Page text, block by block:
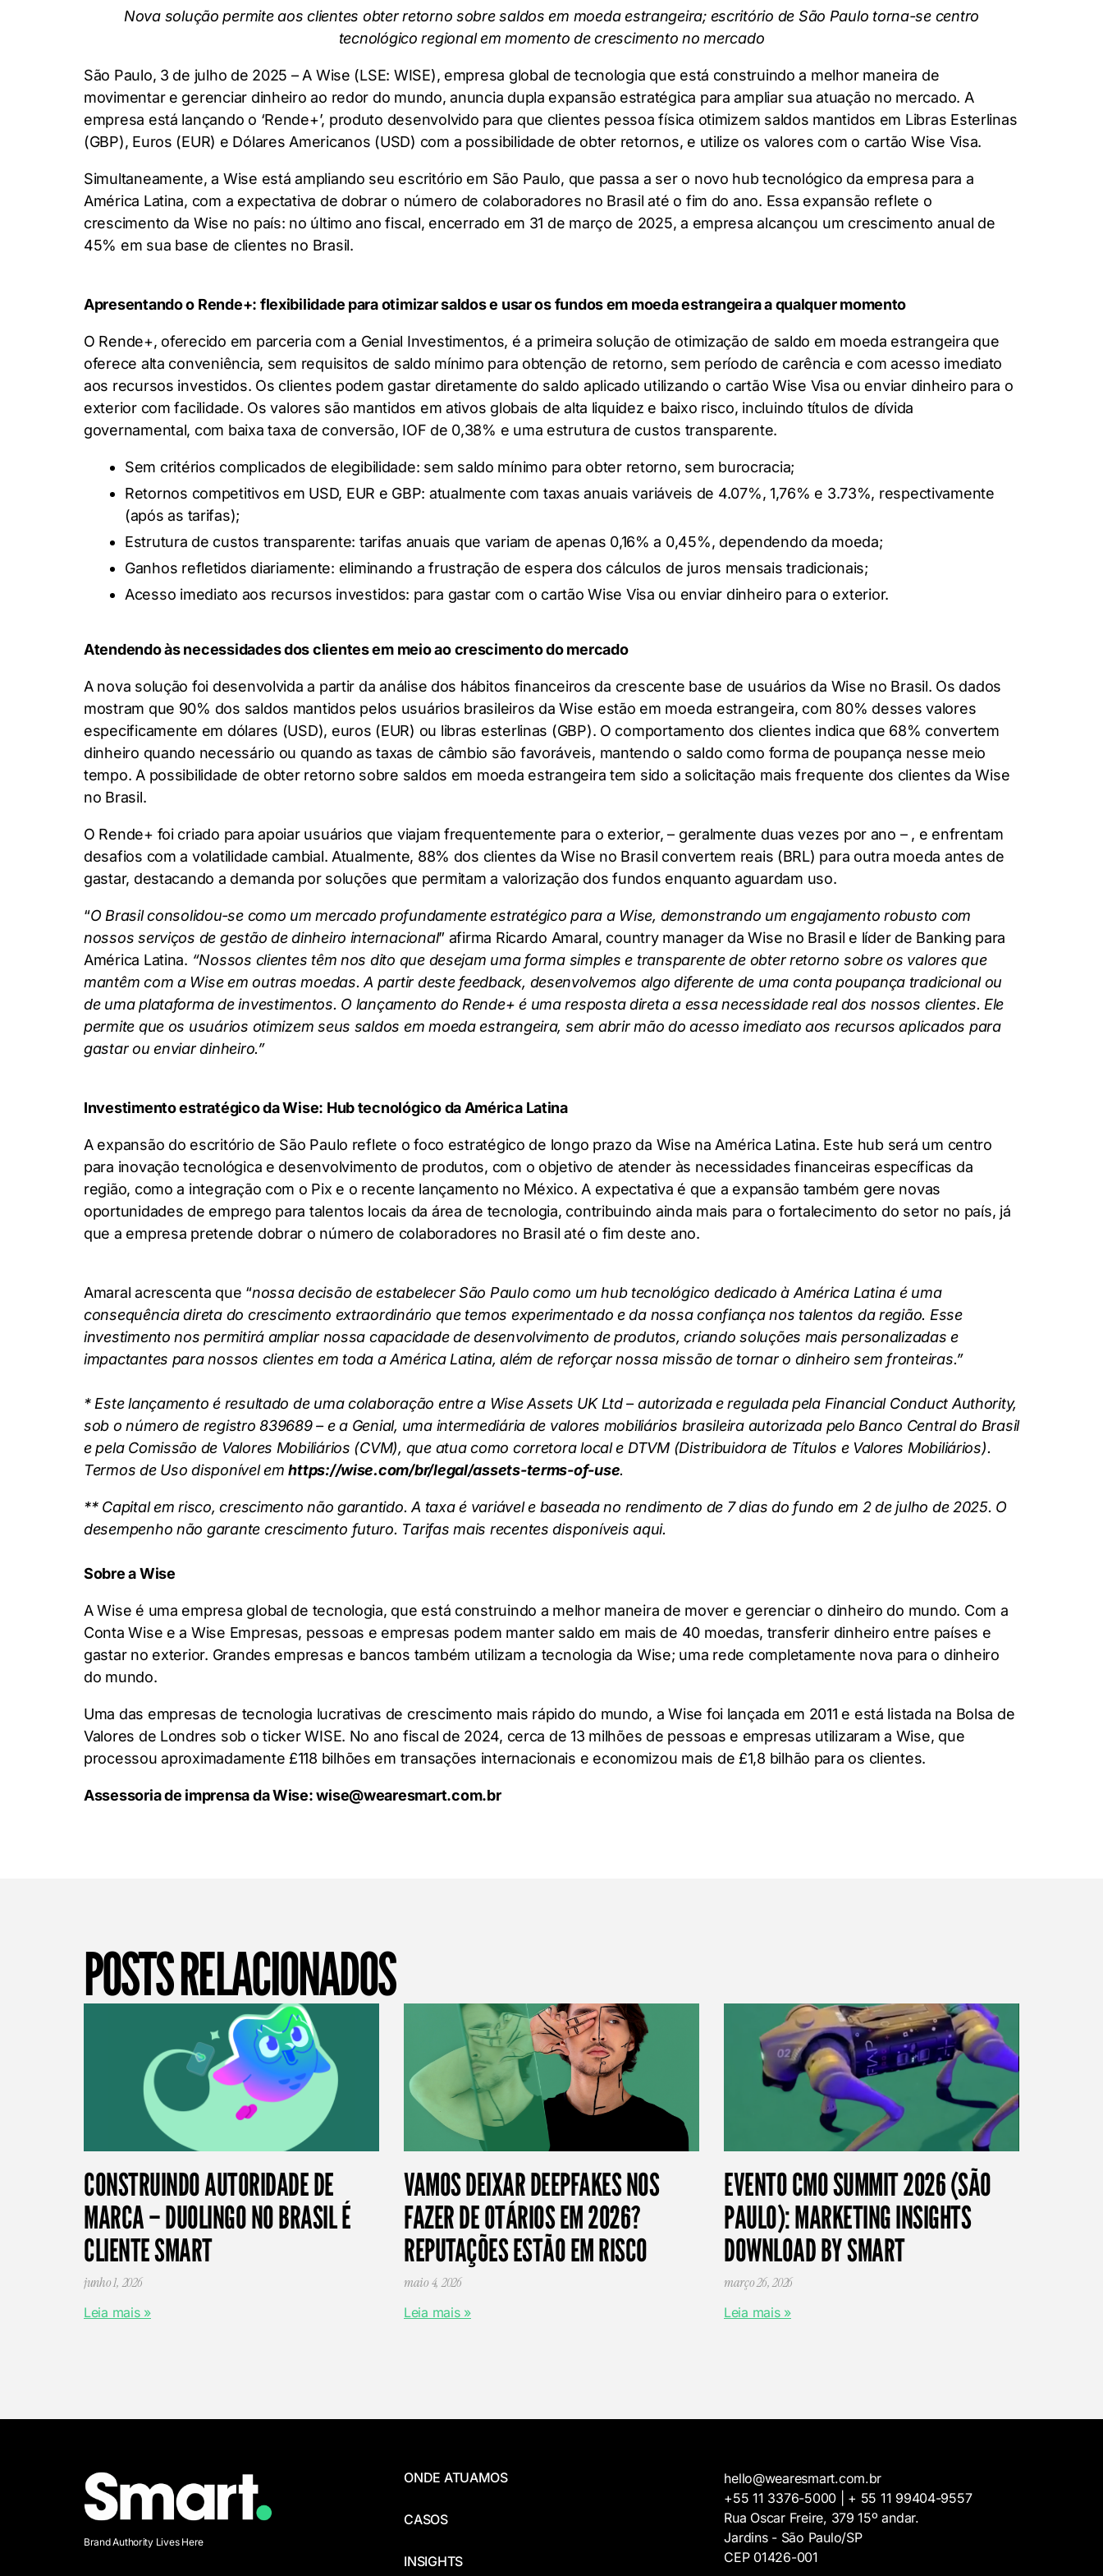
Nova solução permite aos clientes obter retorno sobre saldos em moeda estrangeira; escritório de São Paulo torna-se centro
tecnológico regional em momento de crescimento no mercado
São Paulo, 3 de julho de 2025 – A Wise (LSE: WISE), empresa global de tecnologia que está construindo a melhor maneira de
movimentar e gerenciar dinheiro ao redor do mundo, anuncia dupla expansão estratégica para ampliar sua atuação no mercado. A
empresa está lançando o ‘Rende+’, produto desenvolvido para que clientes pessoa física otimizem saldos mantidos em Libras Esterlinas
(GBP), Euros (EUR) e Dólares Americanos (USD) com a possibilidade de obter retornos, e utilize os valores com o cartão Wise Visa.
Simultaneamente, a Wise está ampliando seu escritório em São Paulo, que passa a ser o novo hub tecnológico da empresa para a
América Latina, com a expectativa de dobrar o número de colaboradores no Brasil até o fim do ano. Essa expansão reflete o
crescimento da Wise no país: no último ano fiscal, encerrado em 31 de março de 2025, a empresa alcançou um crescimento anual de
45% em sua base de clientes no Brasil.
Apresentando o Rende+: flexibilidade para otimizar saldos e usar os fundos em moeda estrangeira a qualquer momento
O Rende+, oferecido em parceria com a Genial Investimentos, é a primeira solução de otimização de saldo em moeda estrangeira que
oferece alta conveniência, sem requisitos de saldo mínimo para obtenção de retorno, sem período de carência e com acesso imediato
aos recursos investidos. Os clientes podem gastar diretamente do saldo aplicado utilizando o cartão Wise Visa ou enviar dinheiro para o
exterior com facilidade. Os valores são mantidos em ativos globais de alta liquidez e baixo risco, incluindo títulos de dívida
governamental, com baixa taxa de conversão, IOF de 0,38% e uma estrutura de custos transparente.
Sem critérios complicados de elegibilidade: sem saldo mínimo para obter retorno, sem burocracia;
Retornos competitivos em USD, EUR e GBP: atualmente com taxas anuais variáveis de 4.07%, 1,76% e 3.73%, respectivamente
(após as tarifas);
Estrutura de custos transparente: tarifas anuais que variam de apenas 0,16% a 0,45%, dependendo da moeda;
Ganhos refletidos diariamente: eliminando a frustração de espera dos cálculos de juros mensais tradicionais;
Acesso imediato aos recursos investidos: para gastar com o cartão Wise Visa ou enviar dinheiro para o exterior.
Atendendo às necessidades dos clientes em meio ao crescimento do mercado
A nova solução foi desenvolvida a partir da análise dos hábitos financeiros da crescente base de usuários da Wise no Brasil. Os dados
mostram que 90% dos saldos mantidos pelos usuários brasileiros da Wise estão em moeda estrangeira, com 80% desses valores
especificamente em dólares (USD), euros (EUR) ou libras esterlinas (GBP). O comportamento dos clientes indica que 68% convertem
dinheiro quando necessário ou quando as taxas de câmbio são favoráveis, mantendo o saldo como forma de poupança nesse meio
tempo. A possibilidade de obter retorno sobre saldos em moeda estrangeira tem sido a solicitação mais frequente dos clientes da Wise
no Brasil.
O Rende+ foi criado para apoiar usuários que viajam frequentemente para o exterior, – geralmente duas vezes por ano – , e enfrentam
desafios com a volatilidade cambial. Atualmente, 88% dos clientes da Wise no Brasil convertem reais (BRL) para outra moeda antes de
gastar, destacando a demanda por soluções que permitam a valorização dos fundos enquanto aguardam uso.
“O Brasil consolidou-se como um mercado profundamente estratégico para a Wise, demonstrando um engajamento robusto com
nossos serviços de gestão de dinheiro internacional” afirma Ricardo Amaral, country manager da Wise no Brasil e líder de Banking para
América Latina. “Nossos clientes têm nos dito que desejam uma forma simples e transparente de obter retorno sobre os valores que
mantêm com a Wise em outras moedas. A partir deste feedback, desenvolvemos algo diferente de uma conta poupança tradicional ou
de uma plataforma de investimentos. O lançamento do Rende+ é uma resposta direta a essa necessidade real dos nossos clientes. Ele
permite que os usuários otimizem seus saldos em moeda estrangeira, sem abrir mão do acesso imediato aos recursos aplicados para
gastar ou enviar dinheiro.”
Investimento estratégico da Wise: Hub tecnológico da América Latina
A expansão do escritório de São Paulo reflete o foco estratégico de longo prazo da Wise na América Latina. Este hub será um centro
para inovação tecnológica e desenvolvimento de produtos, com o objetivo de atender às necessidades financeiras específicas da
região, como a integração com o Pix e o recente lançamento no México. A expectativa é que a expansão também gere novas
oportunidades de emprego para talentos locais da área de tecnologia, contribuindo ainda mais para o fortalecimento do setor no país, já
que a empresa pretende dobrar o número de colaboradores no Brasil até o fim deste ano.
Amaral acrescenta que “nossa decisão de estabelecer São Paulo como um hub tecnológico dedicado à América Latina é uma
consequência direta do crescimento extraordinário que temos experimentado e da nossa confiança nos talentos da região. Esse
investimento nos permitirá ampliar nossa capacidade de desenvolvimento de produtos, criando soluções mais personalizadas e
impactantes para nossos clientes em toda a América Latina, além de reforçar nossa missão de tornar o dinheiro sem fronteiras.”
* Este lançamento é resultado de uma colaboração entre a Wise Assets UK Ltd – autorizada e regulada pela Financial Conduct Authority,
sob o número de registro 839689 – e a Genial, uma intermediária de valores mobiliários brasileira autorizada pelo Banco Central do Brasil
e pela Comissão de Valores Mobiliários (CVM), que atua como corretora local e DTVM (Distribuidora de Títulos e Valores Mobiliários).
Termos de Uso disponível emhttps://wise.com/br/legal/assets-terms-of-use.
** Capital em risco, crescimento não garantido. A taxa é variável e baseada no rendimento de 7 dias do fundo em 2 de julho de 2025. O
desempenho não garante crescimento futuro. Tarifas mais recentes disponíveis aqui.
Sobre a Wise
A Wise é uma empresa global de tecnologia, que está construindo a melhor maneira de mover e gerenciar o dinheiro do mundo. Com a
Conta Wise e a Wise Empresas, pessoas e empresas podem manter saldo em mais de 40 moedas, transferir dinheiro entre países e
gastar no exterior. Grandes empresas e bancos também utilizam a tecnologia da Wise; uma rede completamente nova para o dinheiro
do mundo.
Uma das empresas de tecnologia lucrativas de crescimento mais rápido do mundo, a Wise foi lançada em 2011 e está listada na Bolsa de
Valores de Londres sob o ticker WISE. No ano fiscal de 2024, cerca de 13 milhões de pessoas e empresas utilizaram a Wise, que
processou aproximadamente £118 bilhões em transações internacionais e economizou mais de £1,8 bilhão para os clientes.
Assessoria de imprensa da Wise: wise@wearesmart.com.br
POSTS RELACIONADOS
CONSTRUINDO AUTORIDADE DE
MARCA – DUOLINGO NO BRASIL É
CLIENTE SMART
junho 1, 2026
Leia mais »
VAMOS DEIXAR DEEPFAKES NOS
FAZER DE OTÁRIOS EM 2026?
REPUTAÇÕES ESTÃO EM RISCO
maio 4, 2026
Leia mais »
EVENTO CMO SUMMIT 2026 (SÃO
PAULO): MARKETING INSIGHTS
DOWNLOAD BY SMART
março 26, 2026
Leia mais »
Brand Authority Lives Here
ONDE ATUAMOS
CASOS
INSIGHTS
hello@wearesmart.com.br
+55 11 3376-5000 | + 55 11 99404-9557
Rua Oscar Freire, 379 15º andar.
Jardins - São Paulo/SP
CEP 01426-001